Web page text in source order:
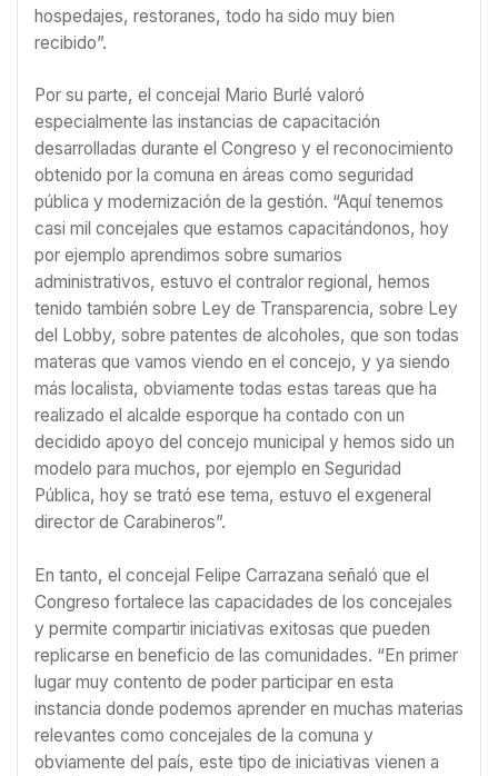
hospedajes, restoranes, todo ha sido muy bien
recibido”.
Por su parte, el concejal Mario Burlé valoró
especialmente las instancias de capacitación
desarrolladas durante el Congreso y el reconocimiento
obtenido por la comuna en áreas como seguridad
pública y modernización de la gestión. “Aquí tenemos
casi mil concejales que estamos capacitándonos, hoy
por ejemplo aprendimos sobre sumarios
administrativos, estuvo el contralor regional, hemos
tenido también sobre Ley de Transparencia, sobre Ley
del Lobby, sobre patentes de alcoholes, que son todas
materas que vamos viendo en el concejo, y ya siendo
más localista, obviamente todas estas tareas que ha
realizado el alcalde esporque ha contado con un
decidido apoyo del concejo municipal y hemos sido un
modelo para muchos, por ejemplo en Seguridad
Pública, hoy se trató ese tema, estuvo el exgeneral
director de Carabineros”.
En tanto, el concejal Felipe Carrazana señaló que el
Congreso fortalece las capacidades de los concejales
y permite compartir iniciativas exitosas que pueden
replicarse en beneficio de las comunidades. “En primer
lugar muy contento de poder participar en esta
instancia donde podemos aprender en muchas materias
relevantes como concejales de la comuna y
obviamente del país, este tipo de iniciativas vienen a